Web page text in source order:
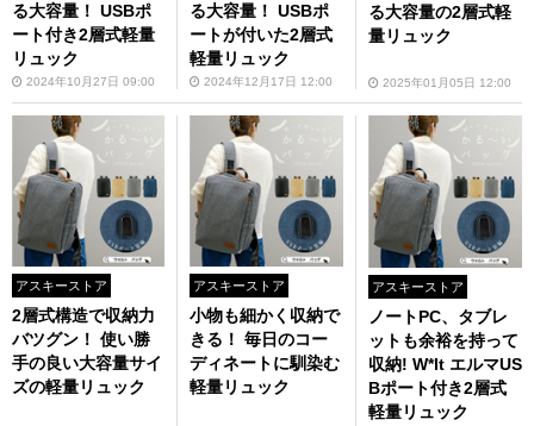
る大容量！ USBポ
ート付き2層式軽量
リュック
2024年10月27日 09:00
る大容量！ USBポ
ートが付いた2層式
軽量リュック
2024年12月17日 12:00
る大容量の2層式軽
量リュック
2025年01月05日 12:00
アスキーストア
2層式構造で収納力
バツグン！ 使い勝
手の良い大容量サイ
ズの軽量リュック
アスキーストア
小物も細かく収納で
きる！ 毎日のコー
ディネートに馴染む
軽量リュック
アスキーストア
ノートPC、タブレ
ットも余裕を持って
収納! W*lt エルマUS
Bポート付き2層式
軽量リュック